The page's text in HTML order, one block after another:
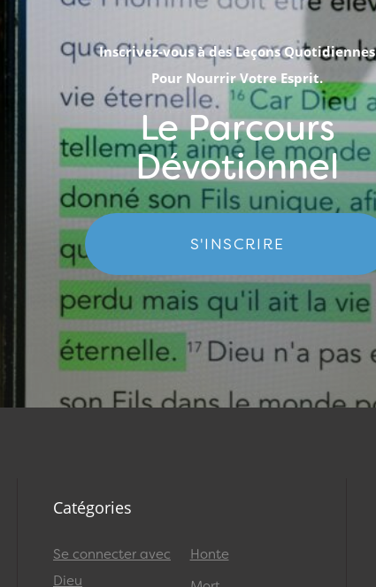
Inscrivez-vous à des Leçons Quotidiennes
Pour Nourrir Votre Esprit.
Le Parcours
Dévotionnel
S'INSCRIRE
Catégories
Se connecter avec
Dieu
Honte